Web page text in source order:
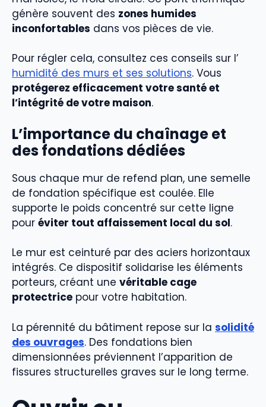
génère souvent des zones humides
inconfortables dans vos pièces de vie.
Pour régler cela, consultez ces conseils sur l’
humidité des murs et ses solutions. Vous
protégerez efficacement votre santé et
l’intégrité de votre maison.
L’importance du chaînage et
des fondations dédiées
Sous chaque mur de refend plan, une semelle
de fondation spécifique est coulée. Elle
supporte le poids concentré sur cette ligne
pour éviter tout affaissement local du sol.
Le mur est ceinturé par des aciers horizontaux
intégrés. Ce dispositif solidarise les éléments
porteurs, créant une véritable cage
protectrice pour votre habitation.
La pérennité du bâtiment repose sur la solidité
des ouvrages. Des fondations bien
dimensionnées préviennent l’apparition de
fissures structurelles graves sur le long terme.